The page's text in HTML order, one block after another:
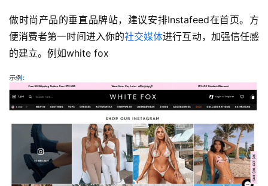
做时尚产品的垂直品牌站，建议安排Instafeed在首页。方
便消费者第一时间进入你的社交媒体进行互动，加强信任感
的建立。例如white fox